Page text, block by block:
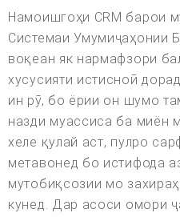
Намоишгоҳи CRM барои
Системаи Умумиҷаҳонии
воқеан як нармафзори
хусусияти истисноӣ
ин рӯ, бо ёрии он шумо
назди муассиса ба миён
хеле қулай аст, пулро
метавонед бо истифода
мутобиқсозии мо
кунед. Дар асоси омори